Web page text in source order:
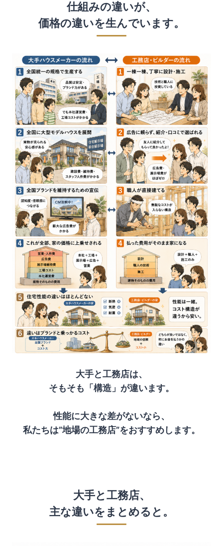
仕組みの違いが、
価格の違いを生んでいます。
大手と工務店は、
そもそも「構造」が違います。
性能に大きな差がないなら、
私たちは”地場の工務店”をおすすめします。
大手と工務店、
主な違いをまとめると。